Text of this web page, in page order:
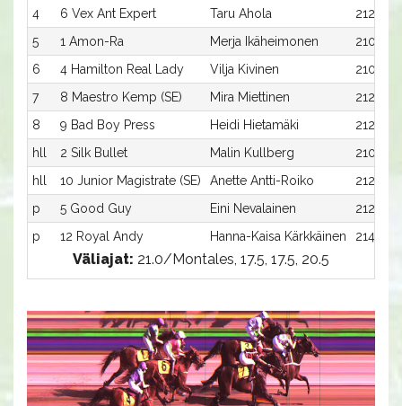
4
6 Vex Ant Expert Taru Ahola
2120:2
5
1 Amon-Ra Merja Ikäheimonen
2100:1
6
4 Hamilton Real Lady Vilja Kivinen
2100:4
7
8 Maestro Kemp (SE) Mira Miettinen
2120:4
8
9 Bad Boy Press Heidi Hietamäki
2120:5
hll
2 Silk Bullet Malin Kullberg
2100:2
hll
10 Junior Magistrate (SE) Anette Antti-Roiko
2120:6
p
5 Good Guy Eini Nevalainen
2120:1
p
12 Royal Andy Hanna-Kaisa Kärkkäinen 2140:1
Väliajat: 21.0/Montales, 17.5, 17.5, 20.5